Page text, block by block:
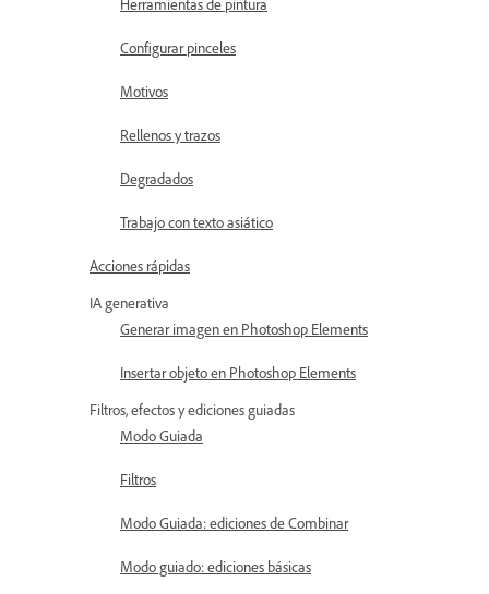
Herramientas de pintura
Configurar pinceles
Motivos
Rellenos y trazos
Degradados
Trabajo con texto asiático
Acciones rápidas
IA generativa
Generar imagen en Photoshop Elements
Insertar objeto en Photoshop Elements
Filtros, efectos y ediciones guiadas
Modo Guiada
Filtros
Modo Guiada: ediciones de Combinar
Modo guiado: ediciones básicas